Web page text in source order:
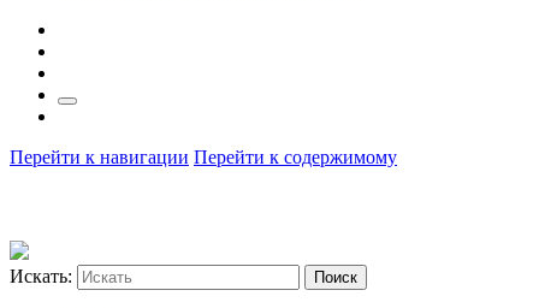
Перейти к навигации Перейти к содержимому
Искать: